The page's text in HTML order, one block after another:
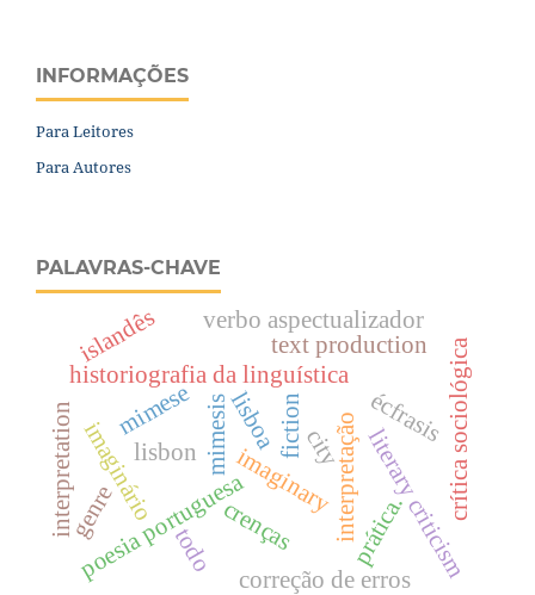
INFORMAÇÕES
Para Leitores
Para Autores
PALAVRAS-CHAVE
historiografia da linguística
interpretação
lisbon city
imaginary
poesia portuguesa
lisboa
imaginário
interpretation mimesis fiction literary criticism
mimese écfrasiscrítica sociológica
prática.
crenças
correção de erros
text production
genre
todo
islandês verbo aspectualizador